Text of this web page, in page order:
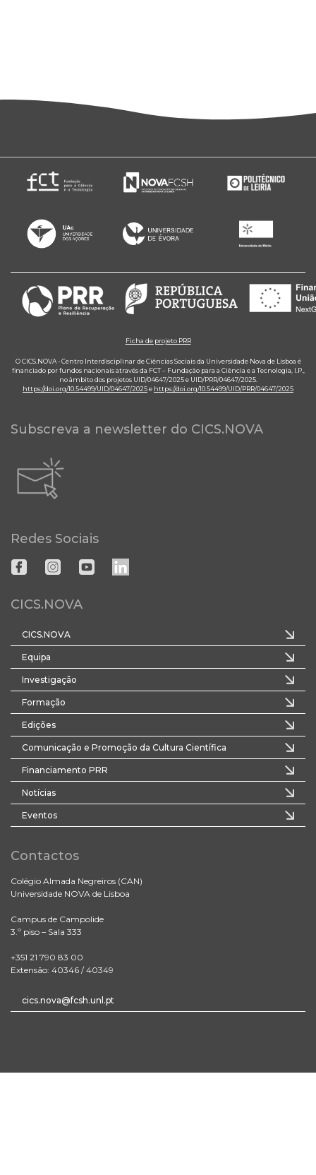
Ficha de projeto PRR
O CICS.NOVA - Centro Interdisciplinar de Ciências Sociais da Universidade Nova de Lisboa é
financiado por fundos nacionais através da FCT – Fundação para a Ciência e a Tecnologia, I.P.,
no âmbito dos projetos UID/04647/2025 e UID/PRR/04647/2025.
https://doi.org/10.54499/UID/04647/2025e https://doi.org/10.54499/UID/PRR/04647/2025
Subscreva a newsletter do CICS.NOVA
Redes Sociais
CICS.NOVA
CICS.NOVA
Equipa
Investigação
Formação
Edições
Comunicação e Promoção da Cultura Científica
Financiamento PRR
Notícias
Eventos
Contactos
Colégio Almada Negreiros (CAN)
Universidade NOVA de Lisboa
Campus de Campolide
3.º piso – Sala 333
+351 21 790 83 00
Extensão: 40346 / 40349
cics.nova@fcsh.unl.pt